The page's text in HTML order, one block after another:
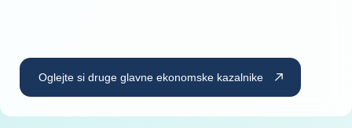
Oglejte si druge glavne ekonomske kazalnike